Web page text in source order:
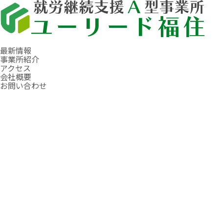
最新情報
事業所紹介
アクセス
会社概要
お問い合わせ